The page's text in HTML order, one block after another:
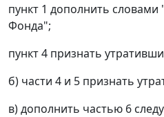
пункт 1 дополнить словами
Фонда";
пункт 4 признать
б) части 4 и 5 признать
в) дополнить частью 6